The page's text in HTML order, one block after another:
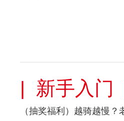
| 新手入门
（抽奖福利）越骑越慢